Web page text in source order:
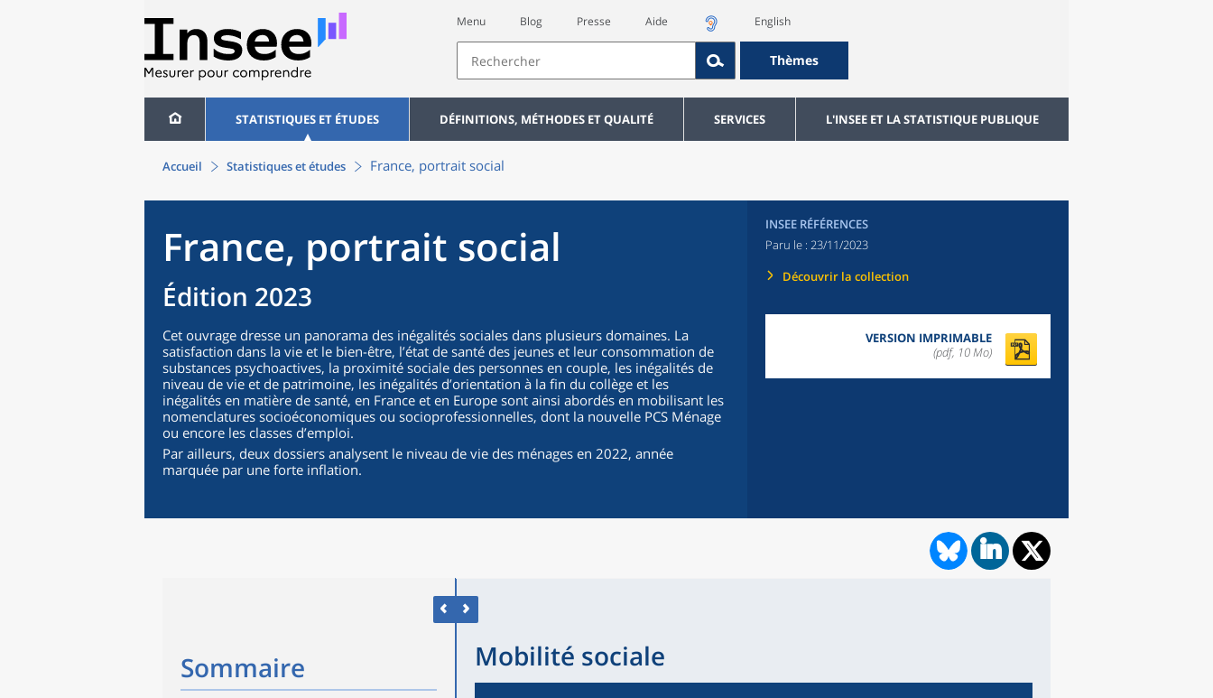
Menu Blog Presse Aide English
Thèmes
STATISTIQUES ET ÉTUDES DÉFINITIONS, MÉTHODES ET QUALITÉ SERVICES L'INSEE ET LA STATISTIQUE PUBLIQUE
Accueil Statistiques et études France, portrait social
France, portrait social
Édition 2023
Cet ouvrage dresse un panorama des inégalités sociales dans plusieurs domaines. La
satisfaction dans la vie et le bien-être, l’état de santé des jeunes et leur consommation de
substances psychoactives, la proximité sociale des personnes en couple, les inégalités de
niveau de vie et de patrimoine, les inégalités d’orientation à la fin du collège et les
inégalités en matière de santé, en France et en Europe sont ainsi abordés en mobilisant les
nomenclatures socioéconomiques ou socioprofessionnelles, dont la nouvelle PCS Ménage
ou encore les classes d’emploi.
Par ailleurs, deux dossiers analysent le niveau de vie des ménages en 2022, année
marquée par une forte inflation.
INSEE RÉFÉRENCES
Paru le : 23/11/2023
Découvrir la collection
VERSION IMPRIMABLE
(pdf, 10 Mo)
Sommaire Mobilité sociale